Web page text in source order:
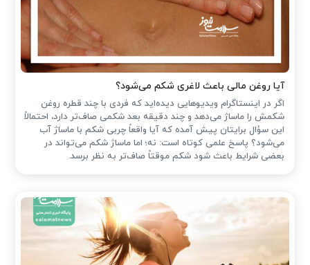
آیا روغن مالی باعث لاغری شکم می‌شود؟
اگر در اینستاگرام ویدیوهایی دیده‌اید که فردی با چند قطره روغن
شکمش را ماساژ می‌دهد و چند دقیقه بعد شکمی صاف‌تر دارد، احتمالاً
این سؤال برایتان پیش آمده که آیا واقعاً چربی شکم با ماساژ آب
می‌شود؟ پاسخ علمی کوتاه است: نه؛ اما ماساژ شکم می‌تواند در
بعضی شرایط باعث شود شکم موقتاً صاف‌تر به نظر برسد.